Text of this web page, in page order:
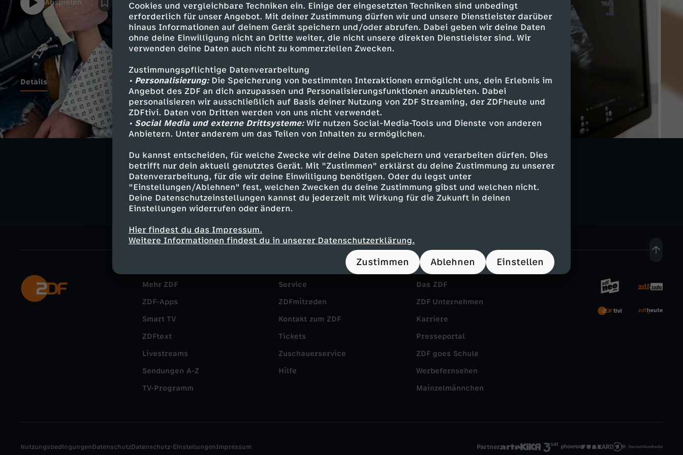
Cookies und vergleichbare Techniken ein. Einige der eingesetzten Techniken sind unbedingt
erforderlich für unser Angebot. Mit deiner Zustimmung dürfen wir und unsere Dienstleister darüber
hinaus Informationen auf deinem Gerät speichern und/oder abrufen. Dabei geben wir deine Daten
ohne deine Einwilligung nicht an Dritte weiter, die nicht unsere direkten Dienstleister sind. Wir
verwenden deine Daten auch nicht zu kommerziellen Zwecken.
Zustimmungspflichtige Datenverarbeitung
• Personalisierung:Die Speicherung von bestimmten Interaktionen ermöglicht uns, dein Erlebnis im
Angebot des ZDF an dich anzupassen und Personalisierungsfunktionen anzubieten. Dabei
personalisieren wir ausschließlich auf Basis deiner Nutzung von ZDF Streaming, der ZDFheute und
ZDFtivi. Daten von Dritten werden von uns nicht verwendet.
• Social Media und externe Drittsysteme:Wir nutzen Social-Media-Tools und Dienste von anderen
Anbietern. Unter anderem um das Teilen von Inhalten zu ermöglichen.
Du kannst entscheiden, für welche Zwecke wir deine Daten speichern und verarbeiten dürfen. Dies
betrifft nur dein aktuell genutztes Gerät. Mit "Zustimmen" erklärst du deine Zustimmung zu unserer
Datenverarbeitung, für die wir deine Einwilligung benötigen. Oder du legst unter
"Einstellungen/Ablehnen" fest, welchen Zwecken du deine Zustimmung gibst und welchen nicht.
Deine Datenschutzeinstellungen kannst du jederzeit mit Wirkung für die Zukunft in deinen
Einstellungen widerrufen oder ändern.
Hier findest du das Impressum.
Weitere Informationen findest du in unserer Datenschutzerklärung.
Zustimmen Ablehnen Einstellen
Abspielen
Details
Ähnliche Inhalte entdecken
Gesellschaft Reportage aufschlussreich
Untertitel
Leeroy will's wissen
Mehr ZDF
ZDF-Apps
Smart TV
ZDFtext
Livestreams
Sendungen A-Z
TV-Programm
Service
ZDFmitreden
Kontakt zum ZDF
Tickets
Zuschauerservice
Hilfe
Das ZDF
ZDF Unternehmen
Karriere
Presseportal
ZDF goes Schule
Werbefernsehen
Mainzelmännchen
Partner
NutzungsbedingungenDatenschutzDatenschutz-EinstellungenImpressum